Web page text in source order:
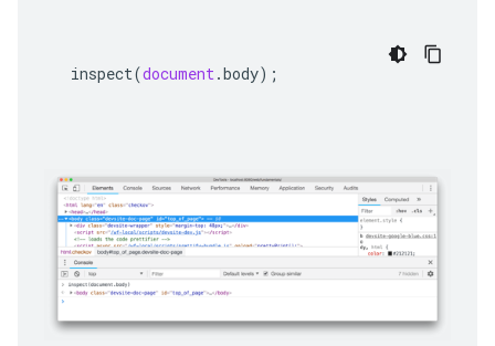
inspect(document .body);